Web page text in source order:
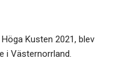
Kusten 2021, blev
i Västernorrland.